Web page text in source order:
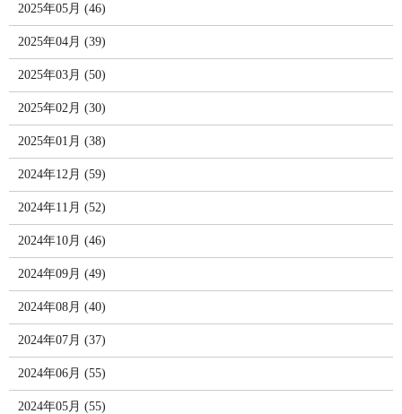
2025年05月 (46)
2025年04月 (39)
2025年03月 (50)
2025年02月 (30)
2025年01月 (38)
2024年12月 (59)
2024年11月 (52)
2024年10月 (46)
2024年09月 (49)
2024年08月 (40)
2024年07月 (37)
2024年06月 (55)
2024年05月 (55)